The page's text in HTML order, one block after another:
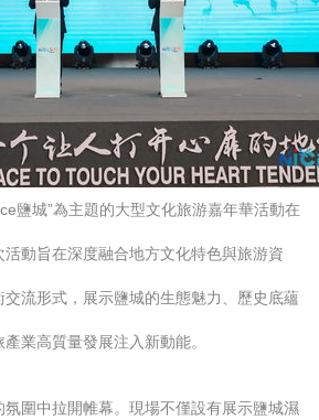
鹽城”為主題的大型文化旅游嘉年華活動在
動旨在深度融合地方文化特色與旅游資
流形式，展示鹽城的生態魅力、歷史底蘊
業高質量發展注入新動能。
圍中拉開帷幕。現場不僅設有展示鹽城濕